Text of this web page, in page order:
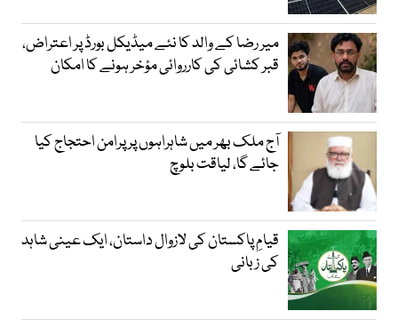
میر رضا کے والد کا نئے میڈیکل بورڈ پر اعتراض،
قبر کشائی کی کارروائی مؤخر ہونے کا امکان
آج ملک بھر میں شاہراہوں پر پرامن احتجاج کیا
جائے گا، لیاقت بلوچ
قیامِ پاکستان کی لازوال داستان، ایک عینی شاہد
کی زبانی